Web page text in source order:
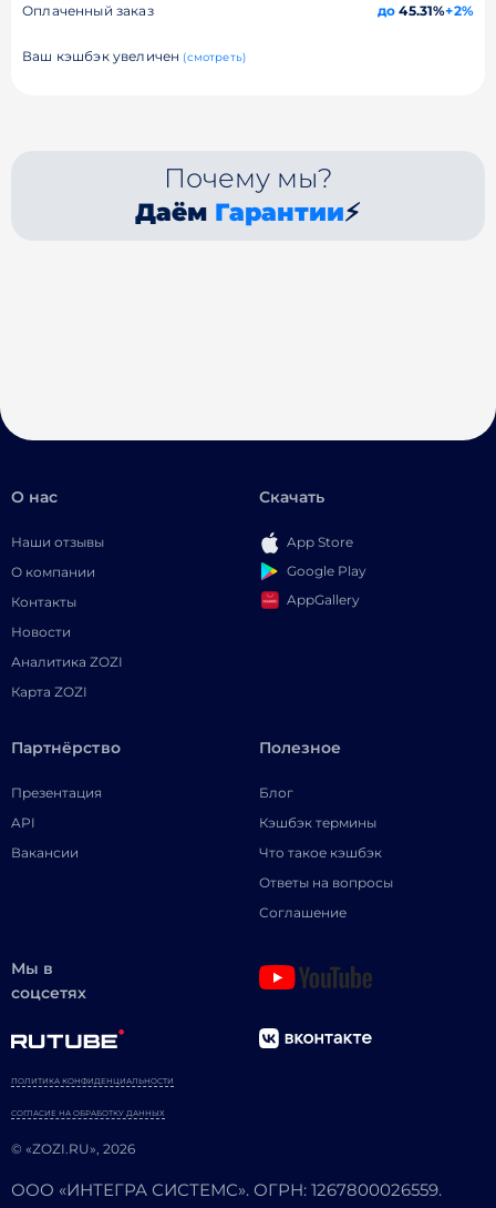
Оплаченный заказ до 45.31%+2%
Ваш кэшбэк увеличен (смотреть)
Почему мы?
Даём Гарантии⚡
О нас
Наши отзывы
О компании
Контакты
Новости
Аналитика ZOZI
Карта ZOZI
Скачать
App Store
Google Play
AppGallery
Партнёрство
Презентация
API
Вакансии
Полезное
Блог
Кэшбэк термины
Что такое кэшбэк
Ответы на вопросы
Соглашение
Мы в
соцсетях
© «ZOZI.RU», 2026
ПОЛИТИКА КОНФИДЕНЦИАЛЬНОСТИ
СОГЛАСИЕ НА ОБРАБОТКУ ДАННЫХ
ООО «ИНТЕГРА СИСТЕМС». ОГРН: 1267800026559.